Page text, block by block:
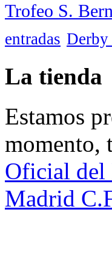
Trofeo S.
entradas
La tienda
Estamos
momento,
Oficial del
Madrid